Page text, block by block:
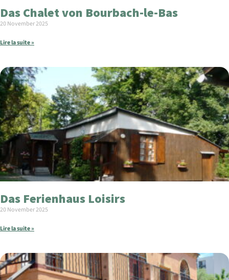
Das Chalet von Bourbach-le-Bas
20 November 2025
Lire la suite »
Das Ferienhaus Loisirs
20 November 2025
Lire la suite »